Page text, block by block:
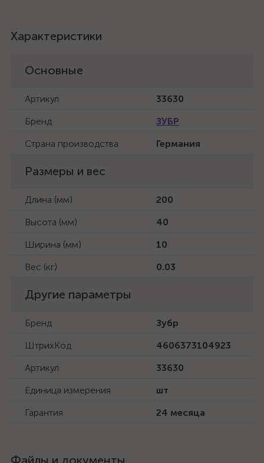
Характеристики
Основные
Артикул
33630
Бренд
ЗУБР
Страна производства
Германия
Размеры и вес
Длина (мм)
200
Высота (мм)
40
Ширина (мм)
10
Вес (кг)
0.03
Другие параметры
Бренд
Зубр
ШтрихКод
4606373104923
Артикул
33630
Единица измерения
шт
Гарантия
24 месяца
Файлы и документы